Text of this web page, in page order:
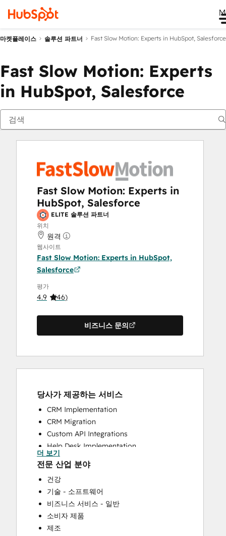
마켓플레이스 솔루션 파트너 Fast Slow Motion: Experts in HubSpot, Salesforce
Fast Slow Motion: Experts
in HubSpot, Salesforce
Fast Slow Motion: Experts in
HubSpot, Salesforce
ELITE 솔루션 파트너
위치
원격
웹사이트
Fast Slow Motion: Experts in HubSpot,
Salesforce
평가
4.9 (46)
비즈니스 문의
당사가 제공하는 서비스
CRM Implementation
CRM Migration
Custom API Integrations
Help Desk Implementation
HubSpot Onboarding
Programmable Automation
Sales and Marketing Alignment
더 보기
전문 산업 분야
건강
기술 - 소프트웨어
비즈니스 서비스 - 일반
소비자 제품
제조